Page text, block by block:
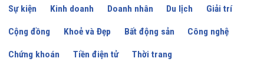
Sự kiện Kinh doanh Doanh nhân Du lịch Giải trí
Cộng đồng Khoẻ và Đẹp Bất động sản Công nghệ
Chứng khoán Tiền điện tử Thời trang